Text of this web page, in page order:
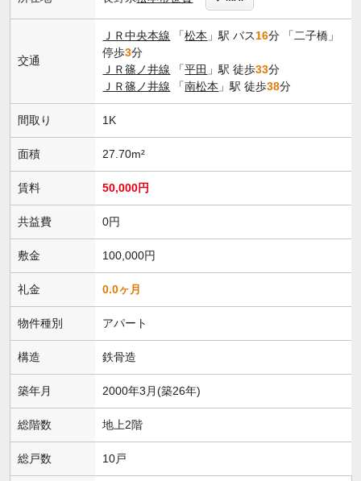
交通
ＪＲ中央本線 「松本 」駅 バス16分 「二子橋」
停歩3分
ＪＲ篠ノ井線 「平田 」駅 徒歩33分
ＪＲ篠ノ井線 「南松本 」駅 徒歩38分
間取り 1K
面積 27.70m²
賃料 50,000円
共益費 0円
敷金 100,000円
礼金 0.0ヶ月
物件種別 アパート
構造 鉄骨造
築年月 2000年3月(築26年)
総階数 地上2階
総戸数 10戸